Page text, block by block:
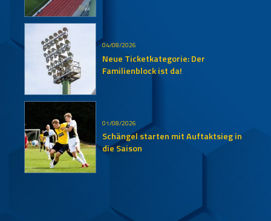
04/08/2026
Neue Ticketkategorie: Der
Familienblock ist da!
01/08/2026
Schängel starten mit Auftaktsieg in
die Saison